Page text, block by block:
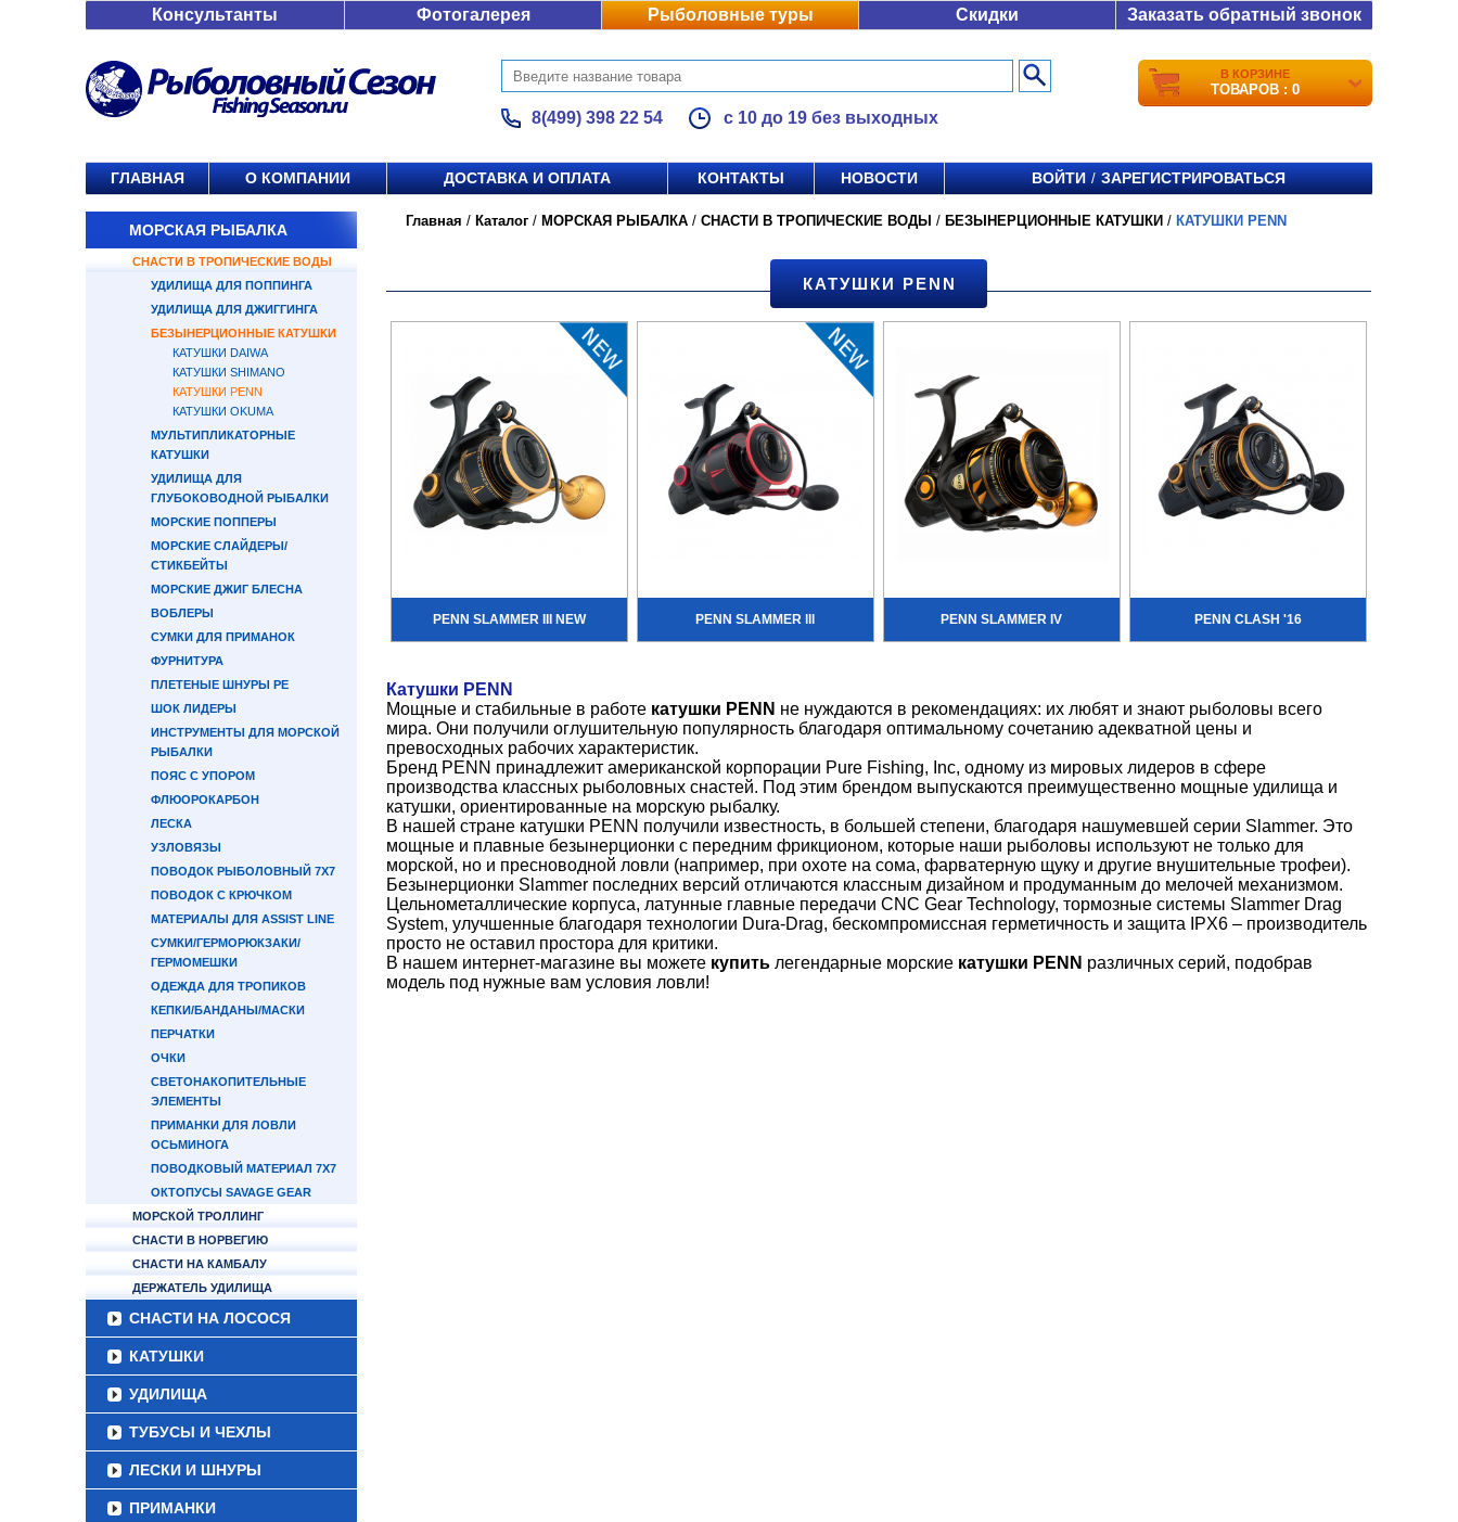
Консультанты Фотогалерея Рыболовные туры Скидки Заказать обратный звонок
8(499) 398 22 54 с 10 до 19 без выходных
В КОРЗИНЕ
ТОВАРОВ : 0
ГЛАВНАЯ О КОМПАНИИ ДОСТАВКА И ОПЛАТА КОНТАКТЫ НОВОСТИ ВОЙТИ / ЗАРЕГИСТРИРОВАТЬСЯ
МОРСКАЯ РЫБАЛКА
СНАСТИ В ТРОПИЧЕСКИЕ ВОДЫ
УДИЛИЩА ДЛЯ ПОППИНГА
УДИЛИЩА ДЛЯ ДЖИГГИНГА
БЕЗЫНЕРЦИОННЫЕ КАТУШКИ
КАТУШКИ DAIWA
КАТУШКИ SHIMANO
КАТУШКИ PENN
КАТУШКИ OKUMA
МУЛЬТИПЛИКАТОРНЫЕ
КАТУШКИ
УДИЛИЩА ДЛЯ
ГЛУБОКОВОДНОЙ РЫБАЛКИ
МОРСКИЕ ПОППЕРЫ
МОРСКИЕ СЛАЙДЕРЫ/
СТИКБЕЙТЫ
МОРСКИЕ ДЖИГ БЛЕСНА
ВОБЛЕРЫ
СУМКИ ДЛЯ ПРИМАНОК
ФУРНИТУРА
ПЛЕТЕНЫЕ ШНУРЫ PE
ШОК ЛИДЕРЫ
ИНСТРУМЕНТЫ ДЛЯ МОРСКОЙ
РЫБАЛКИ
ПОЯС С УПОРОМ
ФЛЮОРОКАРБОН
ЛЕСКА
УЗЛОВЯЗЫ
ПОВОДОК РЫБОЛОВНЫЙ 7Х7
ПОВОДОК С КРЮЧКОМ
МАТЕРИАЛЫ ДЛЯ ASSIST LINE
СУМКИ/ГЕРМОРЮКЗАКИ/
ГЕРМОМЕШКИ
ОДЕЖДА ДЛЯ ТРОПИКОВ
КЕПКИ/БАНДАНЫ/МАСКИ
ПЕРЧАТКИ
ОЧКИ
СВЕТОНАКОПИТЕЛЬНЫЕ
ЭЛЕМЕНТЫ
ПРИМАНКИ ДЛЯ ЛОВЛИ
ОСЬМИНОГА
ПОВОДКОВЫЙ МАТЕРИАЛ 7Х7
ОКТОПУСЫ SAVAGE GEAR
МОРСКОЙ ТРОЛЛИНГ
СНАСТИ В НОРВЕГИЮ
СНАСТИ НА КАМБАЛУ
ДЕРЖАТЕЛЬ УДИЛИЩА
СНАСТИ НА ЛОСОСЯ
КАТУШКИ
УДИЛИЩА
ТУБУСЫ И ЧЕХЛЫ
ЛЕСКИ И ШНУРЫ
ПРИМАНКИ
Главная / Каталог / МОРСКАЯ РЫБАЛКА / СНАСТИ В ТРОПИЧЕСКИЕ ВОДЫ / БЕЗЫНЕРЦИОННЫЕ КАТУШКИ / КАТУШКИ PENN
КАТУШКИ PENN
PENN SLAMMER III NEW PENN SLAMMER lll PENN SLAMMER IV PENN CLASH '16
Катушки PENN
Мощные и стабильные в работе катушки PENN не нуждаются в рекомендациях: их любят и знают рыболовы всего
мира. Они получили оглушительную популярность благодаря оптимальному сочетанию адекватной цены и
превосходных рабочих характеристик.
Бренд PENN принадлежит американской корпорации Pure Fishing, Inc, одному из мировых лидеров в сфере
производства классных рыболовных снастей. Под этим брендом выпускаются преимущественно мощные удилища и
катушки, ориентированные на морскую рыбалку.
В нашей стране катушки PENN получили известность, в большей степени, благодаря нашумевшей серии Slammer. Это
мощные и плавные безынерционки с передним фрикционом, которые наши рыболовы используют не только для
морской, но и пресноводной ловли (например, при охоте на сома, фарватерную щуку и другие внушительные трофеи).
Безынерционки Slammer последних версий отличаются классным дизайном и продуманным до мелочей механизмом.
Цельнометаллические корпуса, латунные главные передачи CNC Gear Technology, тормозные системы Slammer Drag
System, улучшенные благодаря технологии Dura-Drag, бескомпромиссная герметичность и защита IPX6 – производитель
просто не оставил простора для критики.
В нашем интернет-магазине вы можете купитьлегендарные морскиекатушки PENN различных серий, подобрав
модель под нужные вам условия ловли!